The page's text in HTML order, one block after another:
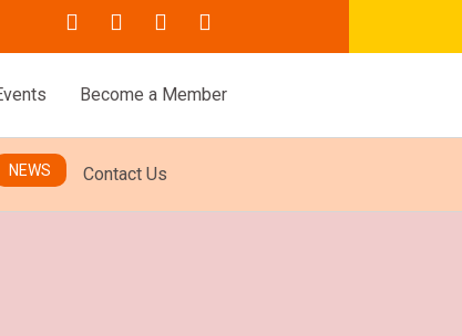
Become a Member
NEWS Contact Us